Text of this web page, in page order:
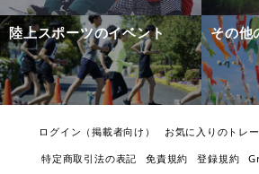
陸上スポーツのイベント その他
ログイン（掲載者向け） お気に入りのトレ
特定商取引法の表記
免責規約 登録規約